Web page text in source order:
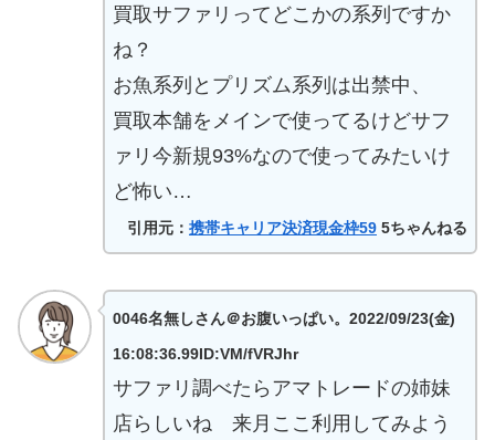
買取サファリってどこかの系列ですか
ね？
お魚系列とプリズム系列は出禁中、
買取本舗をメインで使ってるけどサフ
ァリ今新規93%なので使ってみたいけ
ど怖い…
引用元： 携帯キャリア決済現金枠59 5ちゃんねる
0046名無しさん＠お腹いっぱい。2022/09/23(金)
16:08:36.99ID:VM/fVRJhr
サファリ調べたらアマトレードの姉妹
店らしいね 来月ここ利用してみよう